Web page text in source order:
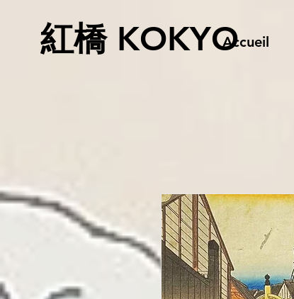
紅橋 KOKYOAccueil